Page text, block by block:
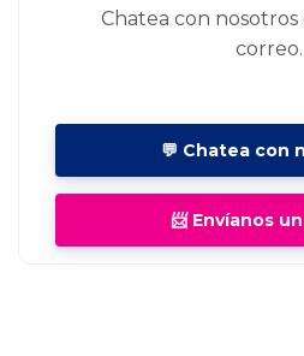
Chatea con
correo.
💬 Chatea con
📨 Envíanos